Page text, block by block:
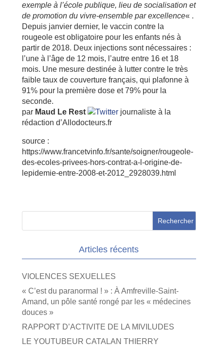
exemple à l’école publique, lieu de socialisation et
de promotion du vivre-ensemble par excellence« .
Depuis janvier dernier, le vaccin contre la
rougeole est obligatoire pour les enfants nés à
partir de 2018. Deux injections sont nécessaires :
l’une à l’âge de 12 mois, l’autre entre 16 et 18
mois. Une mesure destinée à lutter contre le très
faible taux de couverture français, qui plafonne à
91% pour la première dose et 79% pour la
seconde.
par Maud Le Rest
journaliste à la
rédaction d’Allodocteurs.fr
source :
https://www.francetvinfo.fr/sante/soigner/rougeole-
des-ecoles-privees-hors-contrat-a-l-origine-de-
lepidemie-entre-2008-et-2012_2928039.html
Articles récents
VIOLENCES SEXUELLES
« C’est du paranormal ! » : À Amfreville-Saint-
Amand, un pôle santé rongé par les « médecines
douces »
RAPPORT D’ACTIVITE DE LA MIVILUDES
LE YOUTUBEUR CATALAN THIERRY